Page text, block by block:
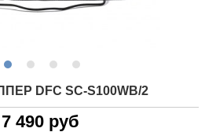
DFC SC-S100WB/2
7 490 руб